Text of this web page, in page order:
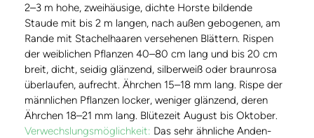
2–3 m hohe, zweihäusige, dichte Horste bildende
Staude mit bis 2 m langen, nach außen gebogenen, am
Rande mit Stachelhaaren versehenen Blättern. Rispen
der weiblichen Pflanzen 40–80 cm lang und bis 20 cm
breit, dicht, seidig glänzend, silberweiß oder braunrosa
überlaufen, aufrecht. Ährchen 15–18 mm lang. Rispe der
männlichen Pflanzen locker, weniger glänzend, deren
Ährchen 18–21 mm lang. Blütezeit August bis Oktober.
Verwechslungsmöglichkeit: Das sehr ähnliche Anden-